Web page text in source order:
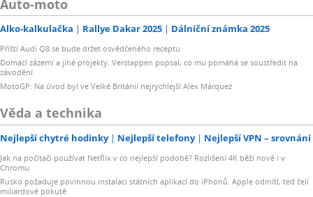
Auto-moto
Alko-kalkulačka Rallye Dakar 2025 Dálniční známka 2025
Příští Audi Q8 se bude držet osvědčeného receptu
Domácí zázemí a jiné projekty. Verstappen popsal, co mu pomáhá se soustředit na
závodění
MotoGP: Na úvod byl ve Velké Británii nejrychlejší Alex Márquez
Věda a technika
Nejlepší chytré hodinky Nejlepší telefony Nejlepší VPN – srovnání
Jak na počítači používat Netflix v co nejlepší podobě? Rozlišení 4K běží nově i v
Chromu
Rusko požaduje povinnou instalaci státních aplikací do iPhonů. Apple odmítl, teď čelí
miliardové pokutě